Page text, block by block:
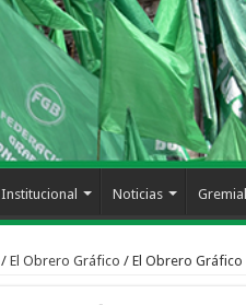
Institucional Noticias
/ El Obrero Gráfico / El Obrero Gráfico